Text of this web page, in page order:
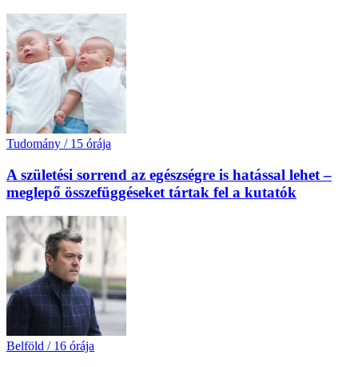
Tudomány / 15 órája
A születési sorrend az egészségre is hatással lehet –
meglepő összefüggéseket tártak fel a kutatók
Belföld / 16 órája